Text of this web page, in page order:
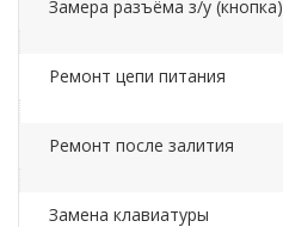
Замера разъёма з/у (кнопка)
Ремонт цепи питания
Ремонт после залития
Замена клавиатуры